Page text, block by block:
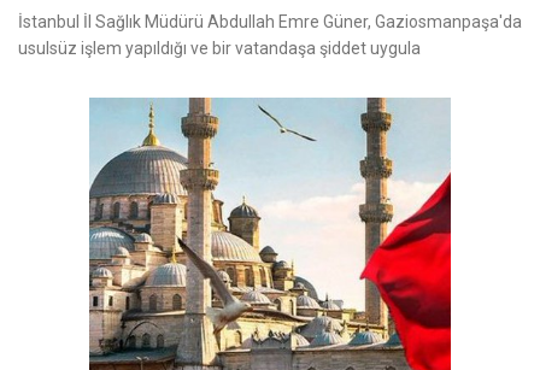
İstanbul İl Sağlık Müdürü Abdullah Emre Güner, Gaziosmanpaşa'da
usulsüz işlem yapıldığı ve bir vatandaşa şiddet uygula